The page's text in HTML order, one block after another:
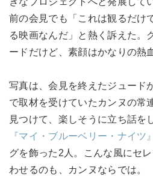
前の会見でも「これは観るだけ
る映画なんだ」と熱く訴えた。
ードだけど、素顔はかなりの熱
写真は、会見を終えたジュード
で取材を受けていたカンヌの常
見つけて、楽しそうに立ち話を
『マイ・ブルーベリー・ナイツ』
グを飾った2人。こんな風にセ
わせるのも、カンヌならでは。